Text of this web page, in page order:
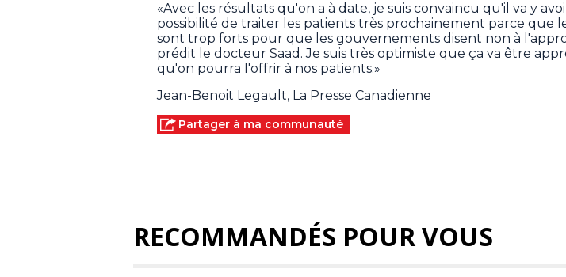
«Avec les résultats qu'on a à date, je suis convaincu qu'il va y
possibilité de traiter les patients très prochainement parce que
sont trop forts pour que les gouvernements disent non à
prédit le docteur Saad. Je suis très optimiste que ça va être
qu'on pourra l'offrir à nos patients.»
Jean-Benoit Legault, La Presse Canadienne
Partager à ma communauté
RECOMMANDÉS POUR VOUS